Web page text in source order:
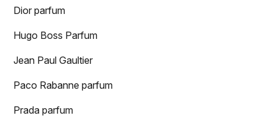
Dior parfum
Hugo Boss Parfum
Jean Paul Gaultier
Paco Rabanne parfum
Prada parfum